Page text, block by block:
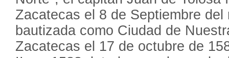
Zacatecas el 8 de Septiembre del
bautizada como Ciudad de
Zacatecas el 17 de octubre de